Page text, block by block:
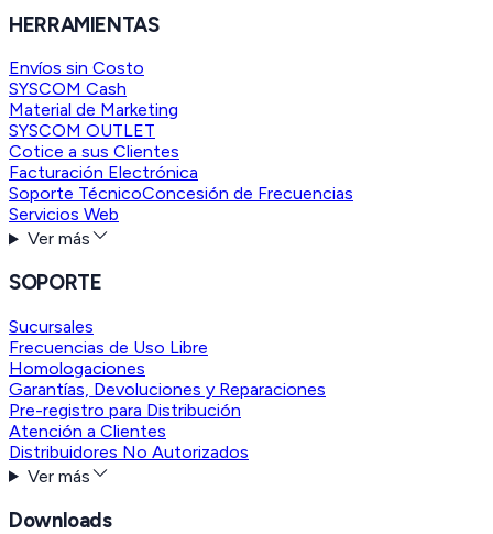
HERRAMIENTAS
Envíos sin Costo
SYSCOM Cash
Material de Marketing
SYSCOM OUTLET
Cotice a sus Clientes
Facturación Electrónica
Soporte TécnicoConcesión de Frecuencias
Servicios Web
Ver más
SOPORTE
Sucursales
Frecuencias de Uso Libre
Homologaciones
Garantías, Devoluciones y Reparaciones
Pre-registro para Distribución
Atención a Clientes
Distribuidores No Autorizados
Ver más
Downloads